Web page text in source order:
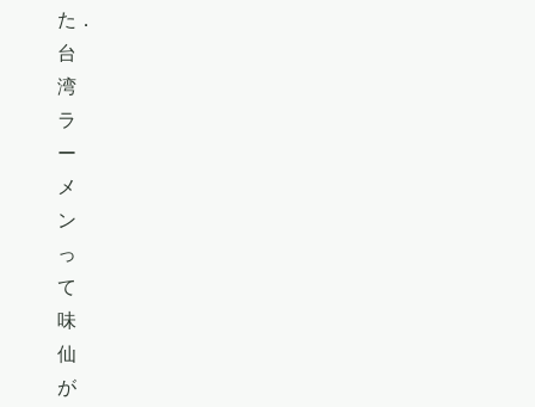
た．
台
湾
ラ
ー
メ
ン
っ
て
味
仙
が